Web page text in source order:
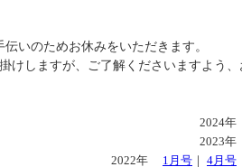
いのためお休みをいただきます。
けしますが、ご了解くださいますよう、
2024
2023
2022年 1月号 ｜ 4月号